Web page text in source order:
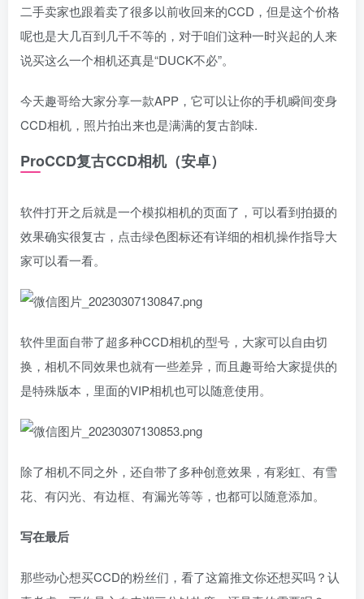
二手卖家也跟着卖了很多以前收回来的CCD，但是这个价格
呢也是大几百到几千不等的，对于咱们这种一时兴起的人来
说买这么一个相机还真是“DUCK不必”。
今天趣哥给大家分享一款APP，它可以让你的手机瞬间变身
CCD相机，照片拍出来也是满满的复古韵味.
ProCCD复古CCD相机（安卓）
软件打开之后就是一个模拟相机的页面了，可以看到拍摄的
效果确实很复古，点击绿色图标还有详细的相机操作指导大
家可以看一看。
软件里面自带了超多种CCD相机的型号，大家可以自由切
换，相机不同效果也就有一些差异，而且趣哥给大家提供的
是特殊版本，里面的VIP相机也可以随意使用。
除了相机不同之外，还自带了多种创意效果，有彩虹、有雪
花、有闪光、有边框、有漏光等等，也都可以随意添加。
写在最后
那些动心想买CCD的粉丝们，看了这篇推文你还想买吗？认